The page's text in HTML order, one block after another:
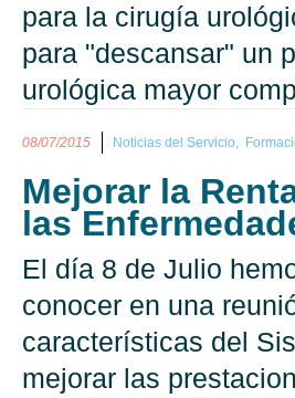
para la cirugía
para "descansar" un
urológica mayor
08/07/2015 Noticias del Servicio,
Mejorar la
las
El día 8 de Julio
conocer en una
características del
mejorar las